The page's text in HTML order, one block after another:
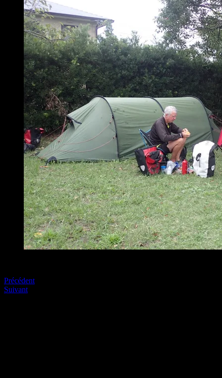
Précédent
Suivant